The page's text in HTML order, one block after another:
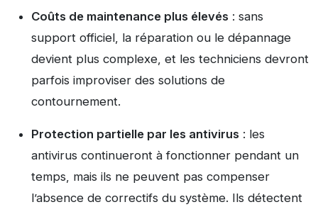
Coûts de maintenance plus élevés : sans
support officiel, la réparation ou le dépannage
devient plus complexe, et les techniciens devront
parfois improviser des solutions de
contournement.
Protection partielle par les antivirus : les
antivirus continueront à fonctionner pendant un
temps, mais ils ne peuvent pas compenser
l’absence de correctifs du système. Ils détectent